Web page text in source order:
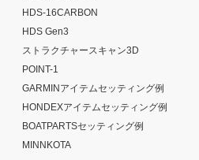
HDS-16CARBON
HDS Gen3
ストラクチャースキャン3D
POINT-1
GARMINアイテムセッティング例
HONDEXアイテムセッティング例
BOATPARTSセッティング例
MINNKOTA